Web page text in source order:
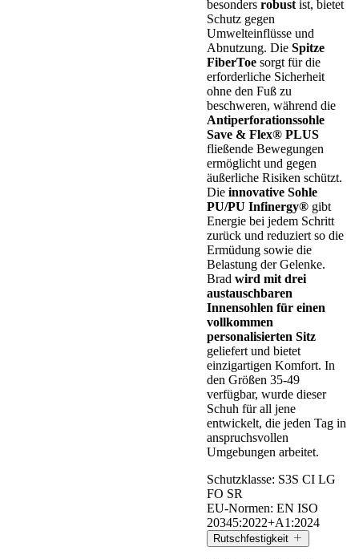
besondersrobust ist, bietet
Schutz gegen
Umwelteinflüsse und
Abnutzung. DieSpitze
FiberToe sorgt für die
erforderliche Sicherheit
ohne den Fuß zu
beschweren, während die
Antiperforationssohle
Save & Flex® PLUS
fließende Bewegungen
ermöglicht und gegen
äußerliche Risiken schützt.
Dieinnovative Sohle
PU/PU Infinergy® gibt
Energie bei jedem Schritt
zurück und reduziert so die
Ermüdung sowie die
Belastung der Gelenke.
Bradwird mit drei
austauschbaren
Innensohlen für einen
vollkommen
personalisierten Sitz
geliefert und bietet
einzigartigen Komfort. In
den Größen 35-49
verfügbar, wurde dieser
Schuh für all jene
entwickelt, die jeden Tag in
anspruchsvollen
Umgebungen arbeitet.
Schutzklasse: S3S CI LG
FO SR
EU-Normen:EN ISO
20345:2022+A1:2024
Rutschfestigkeit